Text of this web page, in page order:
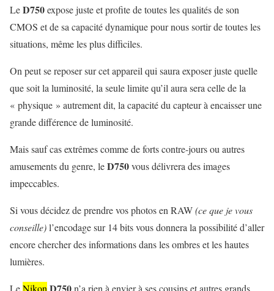
LeD750expose juste et profite de toutes les qualités de son
CMOS et de sa capacité dynamique pour nous sortir de toutes les
situations, même les plus difficiles.
On peut se reposer sur cet appareil qui saura exposer juste quelle
que soit la luminosité, la seule limite qu’il aura sera celle de la
« physique » autrement dit, la capacité du capteur à encaisser une
grande différence de luminosité.
Mais sauf cas extrêmes comme de forts contre-jours ou autres
amusements du genre, leD750vous délivrera des images
impeccables.
Si vous décidez de prendre vos photos en RAW(ce que je vous
conseille)l’encodage sur 14 bits vous donnera la possibilité d’aller
encore chercher des informations dans les ombres et les hautes
lumières.
LeNikon D750n’a rien à envier à ses cousins et autres grands